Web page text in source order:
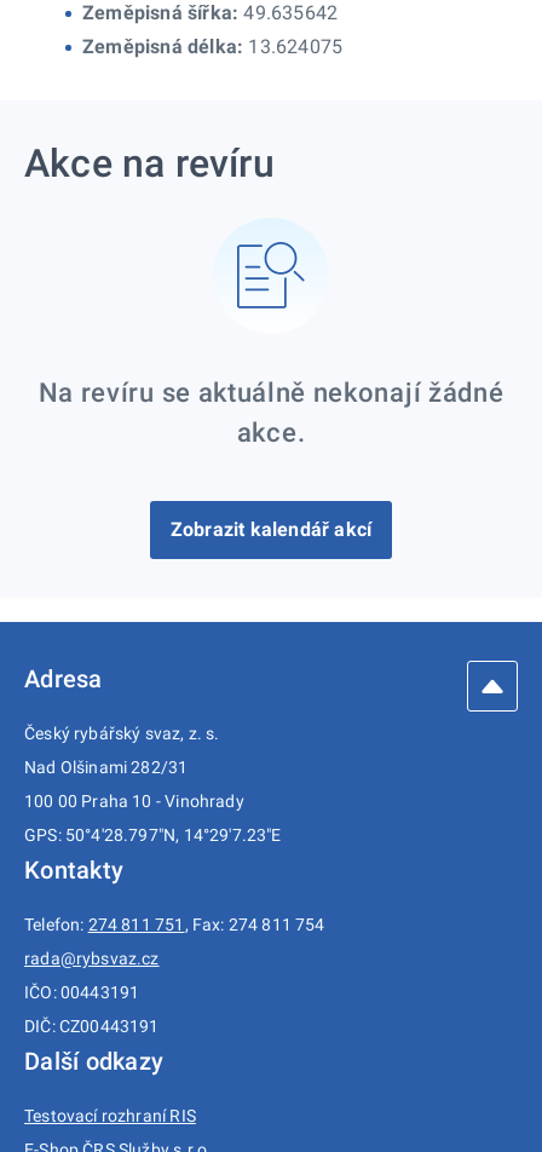
Zeměpisná šířka: 49.635642
Zeměpisná délka: 13.624075
Akce na revíru
Na revíru se aktuálně nekonají žádné
akce.
Zobrazit kalendář akcí
Adresa
Český rybářský svaz, z. s.
Nad Olšinami 282/31
100 00 Praha 10 - Vinohrady
GPS: 50°4'28.797"N, 14°29'7.23"E
Kontakty
Telefon: 274 811 751 , Fax: 274 811 754
rada@rybsvaz.cz
IČO: 00443191
DIČ: CZ00443191
Další odkazy
Testovací rozhraní RIS